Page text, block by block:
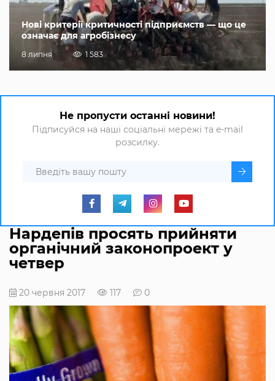
Нові критерії критичності підприємств — що це
означає для агробізнесу
8 липня 1 583
Не пропусти останні новини!
Підписуйся на наші соціальні мережі та e-mail
розсилку.
Нардепів просять прийняти
органічний законопроект у
четвер
20 червня 2017 117 0